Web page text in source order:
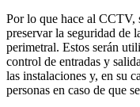
Por lo que hace al CCTV,
preservar la seguridad de
perimetral. Estos serán
control de entradas y
las instalaciones y, en su
personas en caso de que